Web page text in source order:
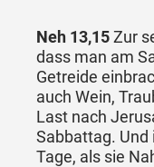
Neh 13,15Zur
dass man am
Getreide
auch Wein,
Last nach
Sabbattag. Und
Tage, als sie